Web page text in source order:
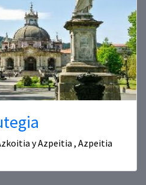
y Azpeitia , Azpeitia